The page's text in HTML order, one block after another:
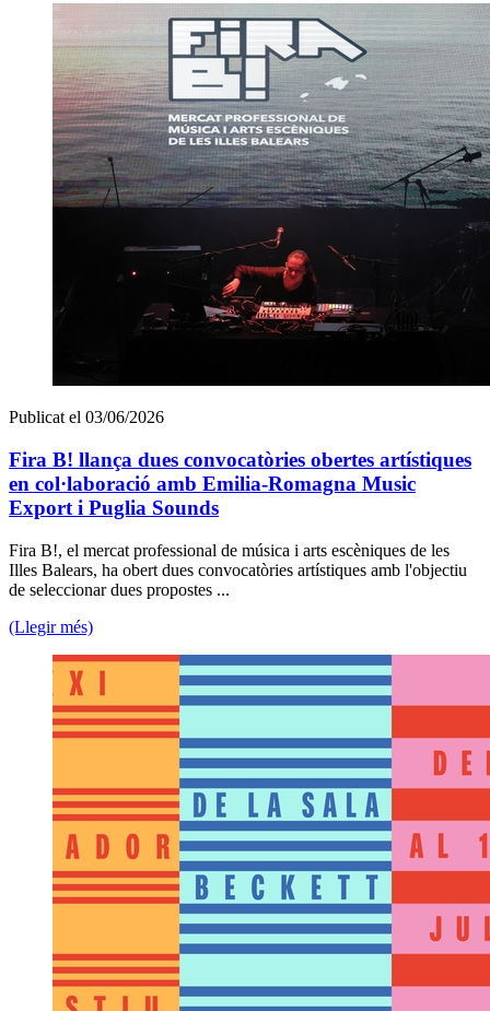
Publicat el 03/06/2026
Fira B! llança dues convocatòries obertes artístiques
en col·laboració amb Emilia-Romagna Music
Export i Puglia Sounds
Fira B!, el mercat professional de música i arts escèniques de les
Illes Balears, ha obert dues convocatòries artístiques amb l'objectiu
de seleccionar dues propostes ...
(Llegir més)